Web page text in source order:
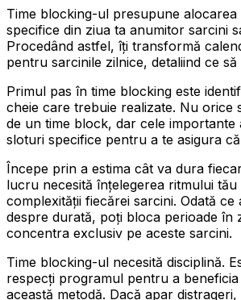
Time blocking-ul presupune
specifice din ziua ta anumitor sarcini
Procedând astfel, îți transformă
pentru sarcinile zilnice, detaliind ce
Primul pas în time blocking este
cheie care trebuie realizate. Nu orice
de un time block, dar cele importante
sloturi specifice pentru a te asigura
Începe prin a estima cât va dura
lucru necesită înțelegerea ritmului
complexității fiecărei sarcini. Odată ce
despre durată, poți bloca perioade în
concentra exclusiv pe aceste sarcini.
Time blocking-ul necesită disciplină.
respecți programul pentru a
această metodă. Dacă apar